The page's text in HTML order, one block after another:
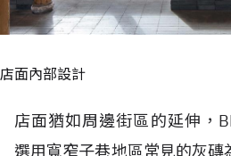
店面內部設計
店面猶如周邊街區的延伸，
選用寬窄子巷地區常見的灰